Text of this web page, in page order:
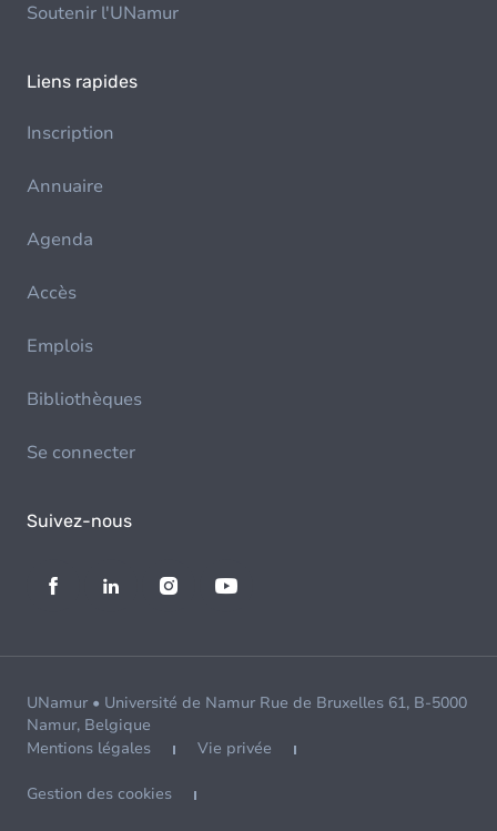
Soutenir l'UNamur
Liens rapides
Inscription
Annuaire
Agenda
Accès
Emplois
Bibliothèques
Se connecter
Suivez-nous
UNamur • Université de Namur Rue de Bruxelles 61, B-5000
Namur, Belgique
Mentions légales
Vie privée
Gestion des cookies